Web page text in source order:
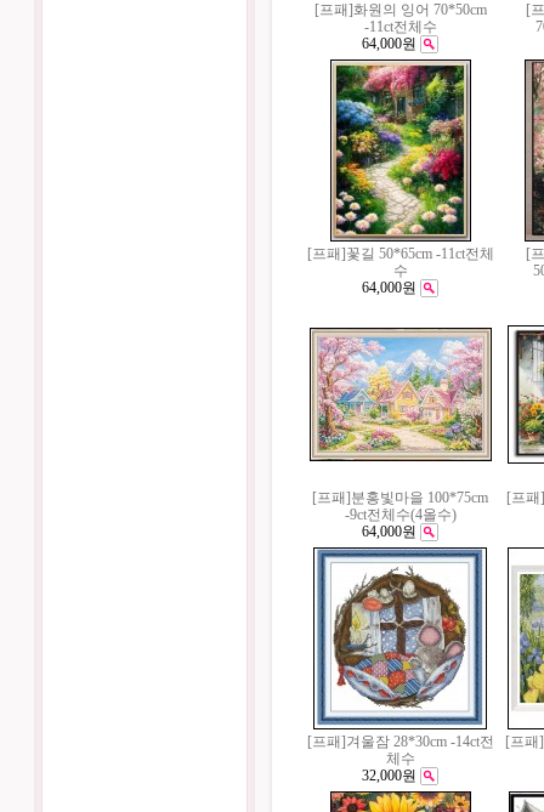
[프패]화원의 잉어 70*50cm
-11ct전체수
64,000원
[
[프패]꽃길 50*65cm -11ct전체
수
64,000원
[
[프패]분홍빛마을 100*75cm
-9ct전체수(4올수)
64,000원
[프
[프패]겨울잠 28*30cm -14ct전
체수
32,000원
[프패